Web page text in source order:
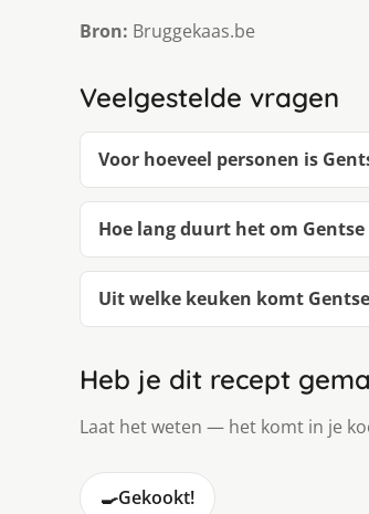
Bron: Bruggekaas.be
Veelgestelde vragen
Voor hoeveel personen is
Hoe lang duurt het om
Uit welke keuken komt
Heb je dit recept
Laat het weten — het komt in je
🍳Gekookt!